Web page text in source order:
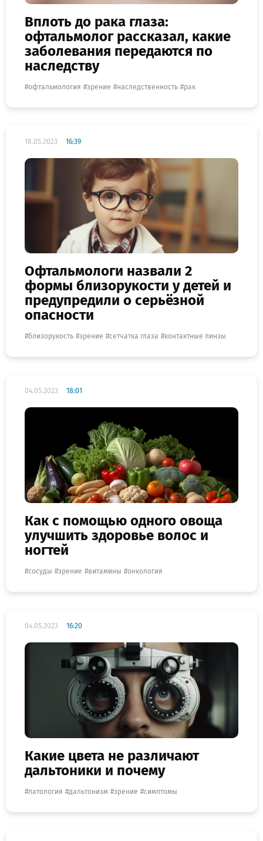
Вплоть до рака глаза:
офтальмолог рассказал, какие
заболевания передаются по
наследству
офтальмология зрение наследственность рак
18.05.2023 16:39
Офтальмологи назвали 2
формы близорукости у детей и
предупредили о серьёзной
опасности
близорукость зрение сетчатка глаза контактные линзы
04.05.2023 18:01
Как с помощью одного овоща
улучшить здоровье волос и
ногтей
сосуды зрение витамины онкология
04.05.2023 16:20
Какие цвета не различают
дальтоники и почему
патология дальтонизм зрение симптомы